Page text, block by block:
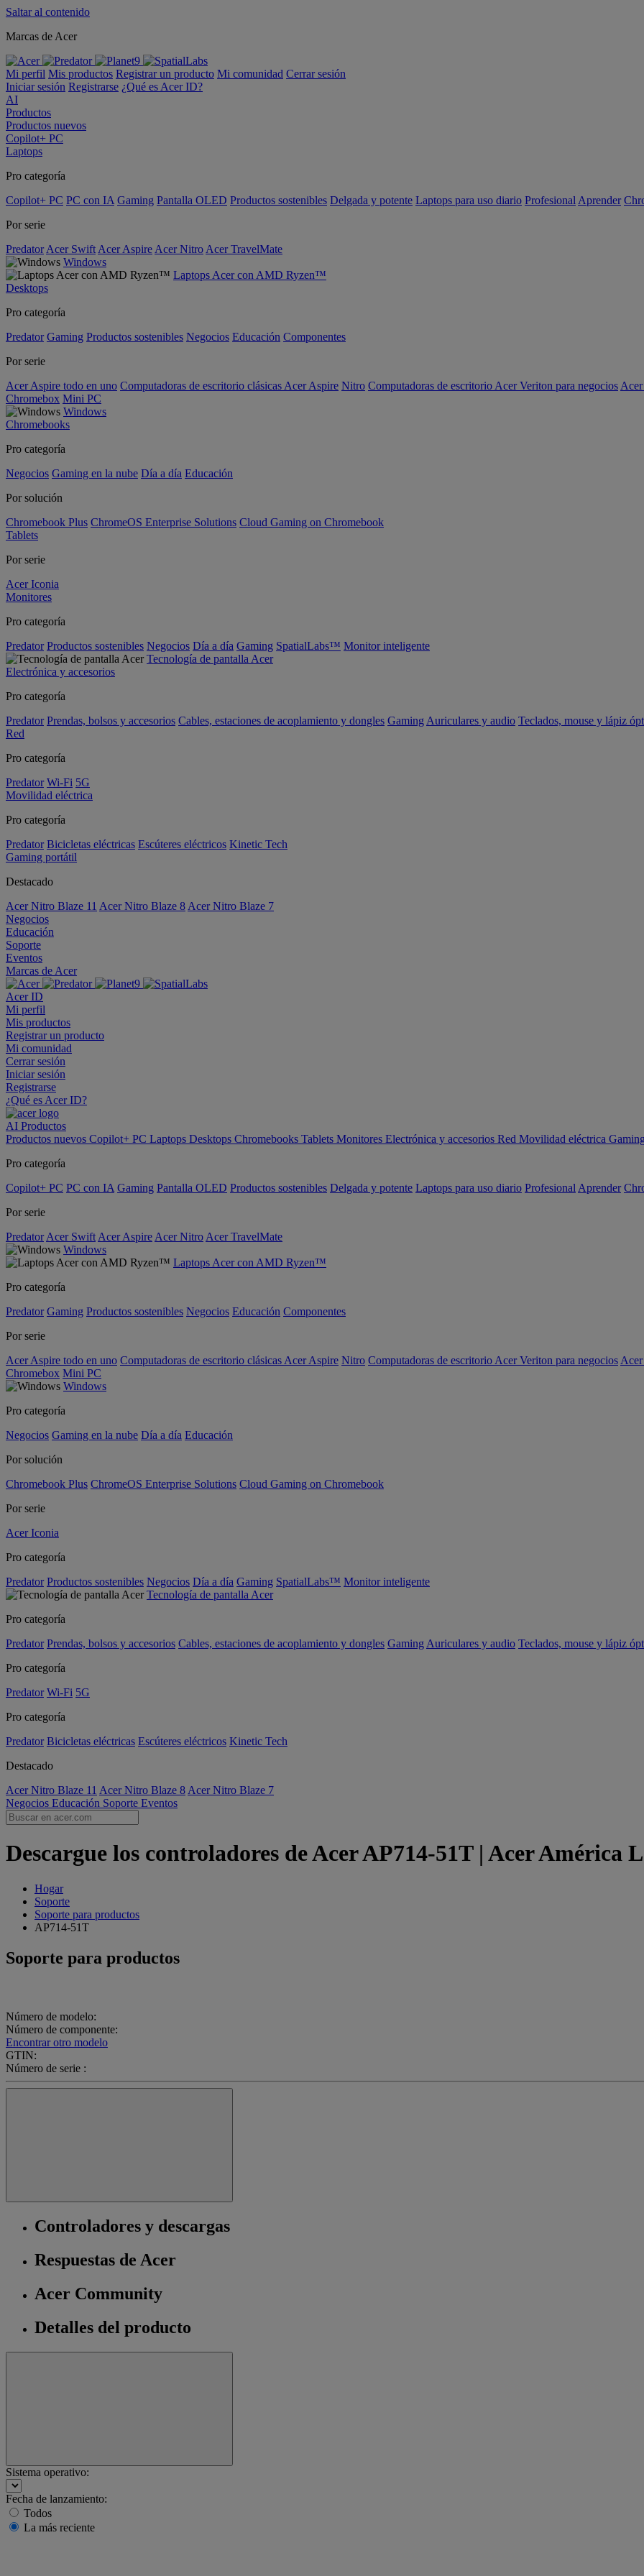
Saltar al contenido
Marcas de Acer
Mi perfil Mis productos Registrar un producto Mi comunidad Cerrar sesión
Iniciar sesión Registrarse ¿Qué es Acer ID?
AI
Productos
Productos nuevos
Copilot+ PC
Laptops
Pro categoría
Copilot+ PC PC con IA Gaming Pantalla OLED Productos sostenibles Delgada y potente Laptops para uso diario Profesional Aprender
Por serie
Predator Acer Swift Acer Aspire Acer Nitro Acer TravelMate
Windows
Laptops Acer con AMD Ryzen™
Desktops
Pro categoría
Predator Gaming Productos sostenibles Negocios Educación Componentes
Por serie
Acer Aspire todo en uno Computadoras de escritorio clásicas Acer Aspire Nitro Computadoras de escritorio Acer Veriton para negocios
Chromebox Mini PC
Windows
Chromebooks
Pro categoría
Negocios Gaming en la nube Día a día Educación
Por solución
Chromebook Plus ChromeOS Enterprise Solutions Cloud Gaming on Chromebook
Tablets
Por serie
Acer Iconia
Monitores
Pro categoría
Predator Productos sostenibles Negocios Día a día Gaming SpatialLabs™ Monitor inteligente
Tecnología de pantalla Acer
Electrónica y accesorios
Pro categoría
Predator Prendas, bolsos y accesorios Cables, estaciones de acoplamiento y dongles Gaming Auriculares y audio Teclados, mouse y lápiz
Red
Pro categoría
Predator Wi-Fi 5G
Movilidad eléctrica
Pro categoría
Predator Bicicletas eléctricas Escúteres eléctricos Kinetic Tech
Gaming portátil
Destacado
Acer Nitro Blaze 11 Acer Nitro Blaze 8 Acer Nitro Blaze 7
Negocios
Educación
Soporte
Eventos
Marcas de Acer
Acer ID
Mi perfil
Mis productos
Registrar un producto
Mi comunidad
Cerrar sesión
Iniciar sesión
Registrarse
¿Qué es Acer ID?
AI Productos
Productos nuevos Copilot+ PC Laptops Desktops Chromebooks Tablets Monitores Electrónica y accesorios Red Movilidad eléctrica
Pro categoría
Copilot+ PC PC con IA Gaming Pantalla OLED Productos sostenibles Delgada y potente Laptops para uso diario Profesional Aprender
Por serie
Predator Acer Swift Acer Aspire Acer Nitro Acer TravelMate
Windows
Laptops Acer con AMD Ryzen™
Pro categoría
Predator Gaming Productos sostenibles Negocios Educación Componentes
Por serie
Acer Aspire todo en uno Computadoras de escritorio clásicas Acer Aspire Nitro Computadoras de escritorio Acer Veriton para negocios
Chromebox Mini PC
Windows
Pro categoría
Negocios Gaming en la nube Día a día Educación
Por solución
Chromebook Plus ChromeOS Enterprise Solutions Cloud Gaming on Chromebook
Por serie
Acer Iconia
Pro categoría
Predator Productos sostenibles Negocios Día a día Gaming SpatialLabs™ Monitor inteligente
Tecnología de pantalla Acer
Pro categoría
Predator Prendas, bolsos y accesorios Cables, estaciones de acoplamiento y dongles Gaming Auriculares y audio Teclados, mouse y lápiz
Pro categoría
Predator Wi-Fi 5G
Pro categoría
Predator Bicicletas eléctricas Escúteres eléctricos Kinetic Tech
Destacado
Acer Nitro Blaze 11 Acer Nitro Blaze 8 Acer Nitro Blaze 7
Negocios Educación Soporte Eventos
Descargue los controladores de Acer AP714-51T | Acer América
Hogar
Soporte
Soporte para productos
AP714-51T
Soporte para productos
Número de modelo:
Número de componente:
Encontrar otro modelo
GTIN:
Número de serie :
Controladores y descargas
Respuestas de Acer
Acer Community
Detalles del producto
Sistema operativo:
Fecha de lanzamiento:
Todos
La más reciente